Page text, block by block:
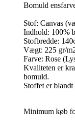
Bomuld
Stof: Canvas
Indhold: 100%
Stofbredde:
Vægt: 225 gr/
Farve: Rose
Kvaliteten er
bomuld.
Stoffet er blandt
Minimum køb